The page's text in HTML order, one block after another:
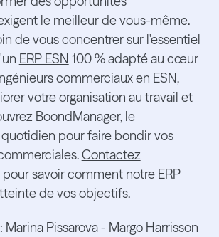
le meilleur de vous-même.
de vous concentrer sur l'essentiel
ERP ESN 100 % adapté au cœur
commerciaux en ESN,
votre organisation au travail et
BoondManager, le
pour faire bondir vos
Contactez
pour savoir comment notre ERP
de vos objectifs.
Pissarova - Margo Harrisson